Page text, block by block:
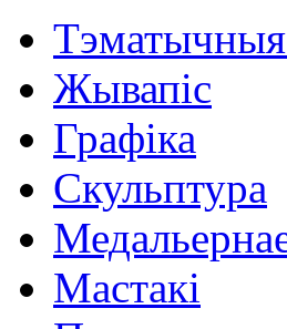
Жывапіс
Графіка
Скульптура
Мастакі